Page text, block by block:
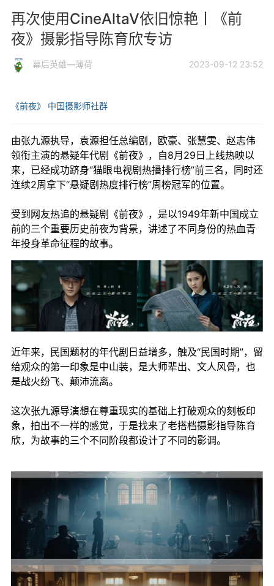
再次使用CineAltaV依旧惊艳丨《前
夜》摄影指导陈育欣专访
幕后英雄—薄荷 2023-09-12 23:52
《前夜》 中国摄影师社群
由张九源执导，袁源担任总编剧，欧豪、张慧雯、赵志伟
领衔主演的悬疑年代剧《前夜》，自8月29日上线热映以
来，已经成功跻身“猫眼电视剧热播排行榜”前三名，同时还
连续2周拿下“悬疑剧热度排行榜”周榜冠军的位置。
受到网友热追的悬疑剧《前夜》，是以1949年新中国成立
前的三个重要历史前夜为背景，讲述了不同身份的热血青
年投身革命征程的故事。
近年来，民国题材的年代剧日益增多，触及“民国时期”，留
给观众的第一印象是中山装，是大师辈出、文人风骨，也
是战火纷飞、颠沛流离。
这次张九源导演想在尊重现实的基础上打破观众的刻板印
象，拍出不一样的感觉，于是找来了老搭档摄影指导陈育
欣，为故事的三个不同阶段都设计了不同的影调。